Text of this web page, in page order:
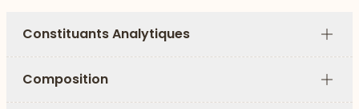
Constituants Analytiques
Plus
Composition
Plus